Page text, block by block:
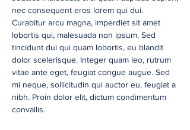
nec consequent eros lorem qui dui.
Curabitur arcu magna, imperdiet sit amet
lobortis qui, malesuada non ipsum. Sed
tincidunt dui qui quam lobortis, eu blandit
dolor scelerisque. Integer quam leo, rutrum
vitae ante eget, feugiat congue augue. Sed
mi neque, sollicitudin qui auctor eu, feugiat a
nibh. Proin dolor elit, dictum condimentum
convallis.